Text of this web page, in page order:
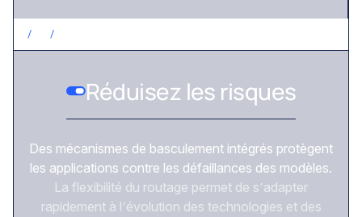
/ /
Réduisez les risques
Des mécanismes de basculement intégrés protègent
les applications contre les défaillances des modèles.
La flexibilité du routage permet de s’adapter
rapidement à l’évolution des technologies et des